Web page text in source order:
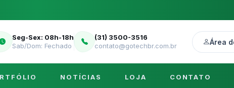
Seg-Sex: 08h-18h
Sab/Dom: Fechado
(31) 3500-3516
contato@gotechbr.com.br
Área
NOTÍCIAS LOJA CONTATO